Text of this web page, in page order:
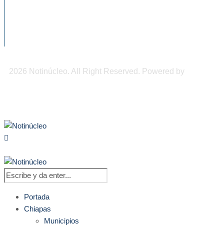
2026 Notinúcleo. All Right Reserved. Powered by
Portada
Chiapas
Municipios